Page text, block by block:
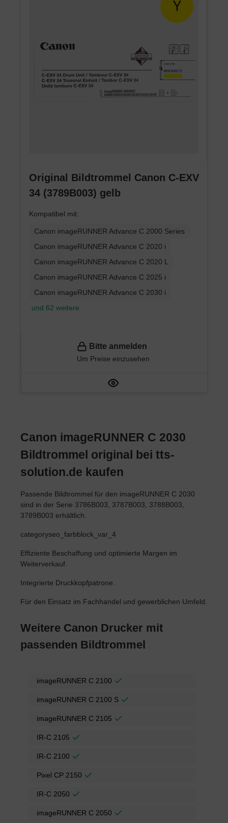
Original Bildtrommel Canon C-EXV
34 (3789B003) gelb
Kompatibel mit:
Canon imageRUNNER Advance C 2000 Series
Canon imageRUNNER Advance C 2020 i
Canon imageRUNNER Advance C 2020 L
Canon imageRUNNER Advance C 2025 i
Canon imageRUNNER Advance C 2030 i
und 62 weitere
Bitte anmelden
Um Preise einzusehen
Canon imageRUNNER C 2030
Bildtrommel original bei tts-
solution.de kaufen
Passende Bildtrommel für den imageRUNNER C 2030
sind in der Serie 3786B003, 3787B003, 3788B003,
3789B003 erhältlich.
categoryseo_farbblock_var_4
Effiziente Beschaffung und optimierte Margen im
Weiterverkauf.
Integrierte Druckkopfpatrone.
Für den Einsatz im Fachhandel und gewerblichen Umfeld.
Weitere Canon Drucker mit
passenden Bildtrommel
imageRUNNER C 2100
imageRUNNER C 2100 S
imageRUNNER C 2105
IR-C 2105
IR-C 2100
Pixel CP 2150
IR-C 2050
imageRUNNER C 2050